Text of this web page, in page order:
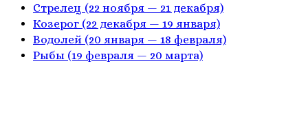
Стрелец (22 ноября — 21 декабря)
Козерог (22 декабря — 19 января)
Водолей (20 января — 18 февраля)
Рыбы (19 февраля — 20 марта)